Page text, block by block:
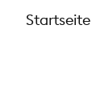
Startseite